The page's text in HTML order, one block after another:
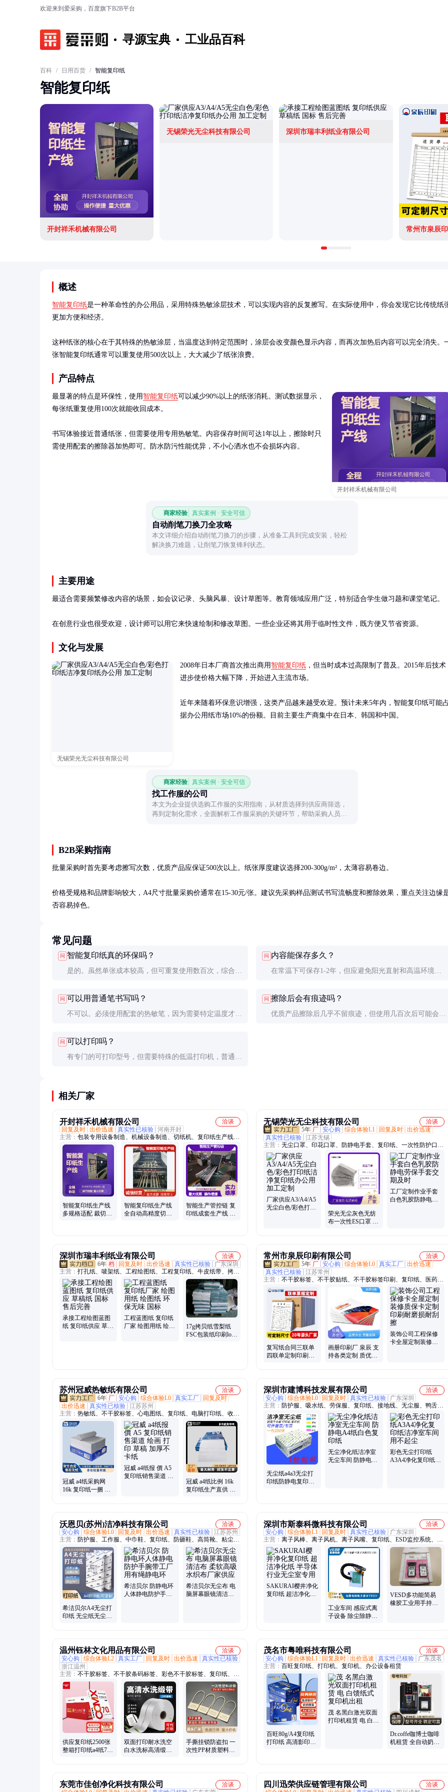
欢迎来到爱采购，百度旗下B2B平台
寻源宝典 工业品百科
百科 / 日用百货 / 智能复印纸
智能复印纸
开封祥禾机械有限公司
无锡荣光无尘科技有限公司 深圳市瑞丰利纸业有限公司
常州市泉辰
概述
智能复印纸是一种革命性的办公用品，采用特殊热敏涂层技术，可以实现内容的反复擦写。在实际使用中，你会发现它比传统纸
更加方便和经济。
这种纸张的核心在于其特殊的热敏涂层，当温度达到特定范围时，涂层会改变颜色显示内容，而再次加热后内容可以完全消失。
张智能复印纸通常可以重复使用500次以上，大大减少了纸张浪费。
产品特点
开封祥禾机械有限公司
最显著的特点是环保性，使用 智能复印纸可以减少90%以上的纸张消耗。测试数据显示，
每张纸重复使用100次就能收回成本。
书写体验接近普通纸张，但需要使用专用热敏笔。内容保存时间可达1年以上，擦除时只
需使用配套的擦除器加热即可。防水防污性能优异，不小心洒水也不会损坏内容。
商家经验 真实案例 · 安全可信
自动削笔刀换刀全攻略
本文详细介绍自动削笔刀换刀的步骤，从准备工具到完成安装，轻松
解决换刀难题，让削笔刀恢复锋利状态。
主要用途
最适合需要频繁修改内容的场景，如会议记录、头脑风暴、设计草图等。教育领域应用广泛，特别适合学生做习题和课堂笔记。
在创意行业也很受欢迎，设计师可以用它来快速绘制和修改草图。一些企业还将其用于临时性文件，既方便又节省资源。
文化与发展
无锡荣光无尘科技有限公司
2008年日本厂商首次推出商用 智能复印纸 ，但当时成本过高限制了普及。2015年后技术
进步使价格大幅下降，开始进入主流市场。
近年来随着环保意识增强，这类产品越来越受欢迎。预计未来5年内，智能复印纸可能
据办公用纸市场10%的份额。目前主要生产商集中在日本、韩国和中国。
商家经验 真实案例 · 安全可信
找工作服的公司
本文为企业提供选购工作服的实用指南，从材质选择到供应商筛选，
再到定制化需求，全面解析工作服采购的关键环节，帮助采购人员高
B2B采购指南
批量采购时首先要考虑擦写次数，优质产品应保证500次以上。纸张厚度建议选择200-300g/m²，太薄容易卷边。
价格受规格和品牌影响较大，A4尺寸批量采购价通常在15-30元/张。建议先采购样品测试书写流畅度和擦除效果，重点关注边缘
否容易掉色。
常见问题
问 智能复印纸真的环保吗？
是的。虽然单张成本较高，但可重复使用数百次，综合计
问 内容能保存多久？
在常温下可保存1-2年，但应避免阳光直射和高温环境，
问 可以用普通笔书写吗？
不可以。必须使用配套的热敏笔，因为需要特定温度才能
问 擦除后会有痕迹吗？
优质产品擦除后几乎不留痕迹，但使用几百次后可能会有
问 可以打印吗？
有专门的可打印型号，但需要特殊的低温打印机，普通打
相关厂家
开封祥禾机械有限公司
洽谈
回复及时 出价迅速 真实性已核验 河南开封
主营： 包装专用设备制造、机械设备制造、切纸机、复印纸生产线、
切纸机令纸生产线、全自动切纸包装一体机、高精度横纵切机、电脑
高速分切机、全自动高速分切复卷机、表面卷曲分条复卷机、传真纸
分条机、电脑程控切纸机
智能复印纸生产线
多规格适配 裁切边
智能复印纸生产线
全自动高精度切纸
智能生产管控链 复
印纸成套生产线 多
无锡荣光无尘科技有限公司
洽谈
5年 厂 安心购 综合体验L1 回复及时 出价迅速
真实性已核验 江苏无锡
主营： 无尘口罩、印花口罩、防静电手套、复印纸、一次性防护口
罩、丁腈手套、乳胶手套、防静电鞋服
厂家供应A3/A4/A5
无尘白色/彩色打印
荣光无尘灰色无纺
布一次性ES口罩 支
工厂定制作业手套
白色乳胶防静电劳
深圳市瑞丰利纸业有限公司
洽谈
6年 档 回复及时 出价迅速 真实性已核验
广东深圳
主营： 打孔纸、唛架纸、工程绘图纸、工程复印纸、牛皮纸带、拷贝
纸、新闻纸
承接工程绘图蓝图
纸 复印纸供应 草稿
工程蓝图纸 复印纸
厂家 绘图用纸 绘图
17g拷贝纸雪梨纸
FSC包装纸印刷logo
常州市泉辰印刷有限公司
洽谈
5年 厂 安心购 综合体验L0 真实工厂 出价迅速
真实性已核验 江苏常州
主营： 不干胶标签、不干胶贴纸、不干胶标签印刷、复印纸、医药行
业类标签、水晶滴胶、工业用品类标签、化工类标签、电子电器类标
签、日化类标签、画册说明书、包装盒
复写纸合同三联单
四联单定制印刷循
画册印刷厂 泉辰 支
持各类定制 质优价
装饰公司工程保修
卡全屋定制装修质
苏州冠威热敏纸有限公司
洽谈
6年 厂 安心购 综合体验L0 真实工厂
回复及时
出价迅速
真实性已核验 江苏苏州
主营： 热敏纸、不干胶标签、心电图纸、复印纸、电脑打印纸、收银
纸、不干胶印刷、标签纸、热敏打印纸、透明不干胶、不干胶贴纸、
PVC不干胶、哑银不干胶、价格标签、食品标签、标签设计、二维码
防伪标签、合格证标签、标签印刷、耐高温标签、条码标签、票据印
刷、针式打印纸
冠威 a4纸采购网
16k 复印纸一捆 绘
冠威 a4纸报 價 A5
复印纸销售渠道 绘
冠威 a4纸比例 16k
复印纸生产直供 绘
深圳市建博科技发展有限公司
洽谈
安心购
综合体验L0 回复及时 真实性已核验
广东深圳
主营： 防护服、吸水纸、劳保服、复印纸、接地线、无尘服、鸭舌
帽、鞋软底、子夹子、打印纸、无尘衣、带线pvc、车间鞋、护目
镜、长袖薄、披肩帽、工作服、pvc拖鞋、服套装、吸油纸、工作
裤、小手套、半网帽、警示牌、实验室、拖把头
无尘纸a4a3无尘打
印纸防静电复印纸
无尘净化纸洁净室
无尘车间 防静电A4
彩色无尘打印纸
A3A4净化复印纸洁
沃恩贝(苏州)洁净科技有限公司
洽谈
安心购
综合体验L0 回复及时 出价迅速 真实性已核验 江苏苏州
主营： 防护服、工作服、中巾鞋、复印纸、防砸鞋、高筒靴、粘尘
垫、无尘纸、点塑手套、防静电帽、防静电服、劳保手套、无绳手
腕、防静电马甲、防静电鞋套、无纺布鞋套、防静电手腕、一次性鞋
套、无尘擦拭布、防静电手套、无纺布劳保帽、防尘防静电包、圆帽
防尘作业帽、防静电一体拖鞋、有绳防静电手环
希洁贝尔A4无尘打
印纸 无尘纸无尘室
希洁贝尔 防静电环
人体静电防护手腕
希洁贝尔无尘布 电
脑屏幕眼镜清洁布
深圳市斯泰科微科技有限公司
洽谈
安心购
综合体验L1 回复及时 真实性已核验
广东深圳
主营： 离子风棒、离子风机、离子风嘴、复印纸、ESD监控系统、离
子风枪、离子风蛇、离子风扇、静电闸机、静电测试仪、ESD门禁系
统、静电消除器、离子风刀、静电除尘箱、除静电设备、静电监控、
静电监测、无尘布、无尘纸、静电手环监控、静电接地监控、静电释
放仪、静电监控系统
SAKURAI樱井净化
复印纸 超洁净化纸
工业车间 感应式离
子设备 除尘除静电
VESD多功能简易
橡胶工业用手持式
温州钰林文化用品有限公司
洽谈
安心购
综合体验L2 真实工厂 回复及时 出价迅速
真实性已核验
浙江温州
主营： 不干胶标签、不干胶条码标签、彩色不干胶标签、复印纸、水
洗唛、水洗标、碳带、条码打印机、缠绕膜、封箱胶带、拷贝纸、uv
转印贴、打印机硒鼓、复写收据联、塑料防伪扣、标牌扎带、皮标、
打印机墨水、卷筒不干胶标签、树脂基碳带、领标洗水标、收据联
单、包袋真皮标牌
供应复印纸2500张
整箱打印纸a4纸70g
双面打印耐水洗空
白水洗标高清缎带
手撕挂锁防盗扣 一
次性PP材质塑料防
茂名市粤唯科技有限公司
洽谈
安心购
综合体验L1 回复及时 出价迅速 真实性已核验
广东茂名
主营： 百旺复印纸、打印机、复印机、办公设备租赁
百旺80g/A4复印纸
打印纸 高清影印技
茂 名黑白激光双面
打印机租赁 电 白馈
Dr.coffe咖博士咖啡
机租赁 全自动奶咖
东莞市佳创净化科技有限公司
洽谈
四川迅荣供应链管理有限公司
洽谈